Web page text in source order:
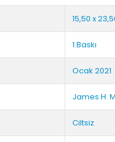
15,50 x
1.Baskı
Ocak 2021
James H.
Ciltsiz